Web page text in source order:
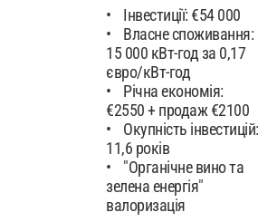
Інвестиції: €54 000
Власне споживання:
15 000 кВт-год за 0,17
євро/кВт-год
Річна економія:
€2550 + продаж €2100
Окупність інвестицій:
11,6 років
"Органічне вино та
зелена енергія"
валоризація